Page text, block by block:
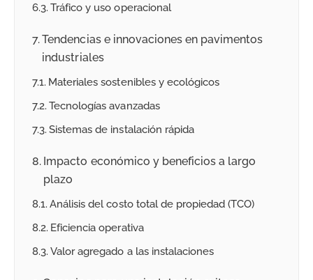
Tráfico y uso operacional
Tendencias e innovaciones en pavimentos
industriales
Materiales sostenibles y ecológicos
Tecnologías avanzadas
Sistemas de instalación rápida
Impacto económico y beneficios a largo
plazo
Análisis del costo total de propiedad (TCO)
Eficiencia operativa
Valor agregado a las instalaciones